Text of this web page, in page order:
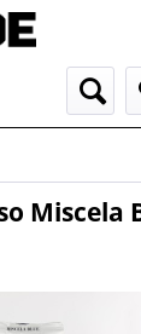
Miscela